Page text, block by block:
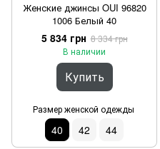
Женские джинсы OUI 96820
1006 Белый 40
5 834 грн 8 334 грн
В наличии
Купить
Размер женской одежды
40 42 44